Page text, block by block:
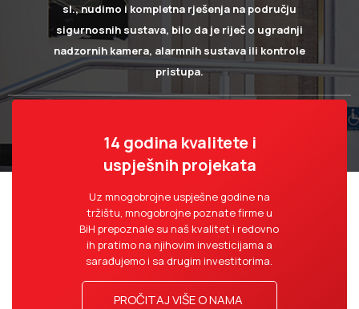
sl., nudimo i kompletna rješenja na području
sigurnosnih sustava, bilo da je riječ o ugradnji
nadzornih kamera, alarmnih sustava ili kontrole
pristupa.
14 godina kvalitete i
uspješnih projekata
Uz mnogobrojne uspješne godine na
tržištu, mnogobrojne poznate firme u
BiH prepoznale su naš kvalitet i redovno
ih pratimo na njihovim investicijama a
sarađujemo i sa drugim investitorima.
PROČITAJ VIŠE O NAMA